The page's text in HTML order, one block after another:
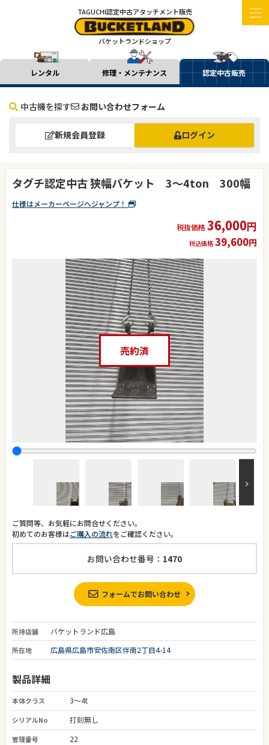
TAGUCHI認定中古アタッチメント販売
バケットランドショップ
レンタル 修理・メンテナンス 認定中古販売
中古機を探す お問い合わせフォーム
新規会員登録 ログイン
タグチ認定中古 狭幅バケット 3～4ton 300幅
仕様はメーカーページへジャンプ！
税抜価格36,000円
税込価格 39,600円
売約済
ご質問等、お気軽にお問合せください。
初めてのお客様はご購入の流れをご確認ください。
お問い合わせ番号： 1470
フォームでお問い合わせ
所持店舗 バケットランド広島
所在地 広島県広島市安佐南区伴南2丁目4-14
製品詳細
本体クラス 3～4t
シリアルNo 打刻無し
管理番号 22